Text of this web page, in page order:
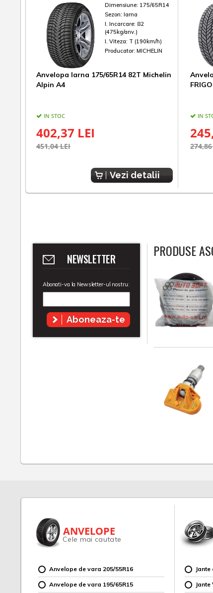
Dimensiune: 175/65R14
Sezon: Iarna
I. Incarcare: 82
(475kg/anv.)
I. Viteza: T (190km/h)
Producator: MICHELIN
Anvelopa Iarna 175/65R14 82T Michelin
Alpin A4
IN STOC
402,37 LEI
451,04 LEI
Vezi detalii
IN
NEWSLETTER
Abonati-va la Newsletter-ul nostru:
Aboneaza-te
PRODUSE
ANVELOPE
Cele mai cautate
Anvelope de vara 205/55R16
Anvelope de vara 195/65R15